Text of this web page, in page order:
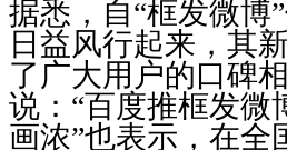
据悉，自“框发微博
日益风行起来，其
了广大用户的口碑
说：“百度推框发微
画浓”也表示，在